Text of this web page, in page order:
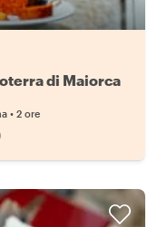
di Maiorca
• 2 ore